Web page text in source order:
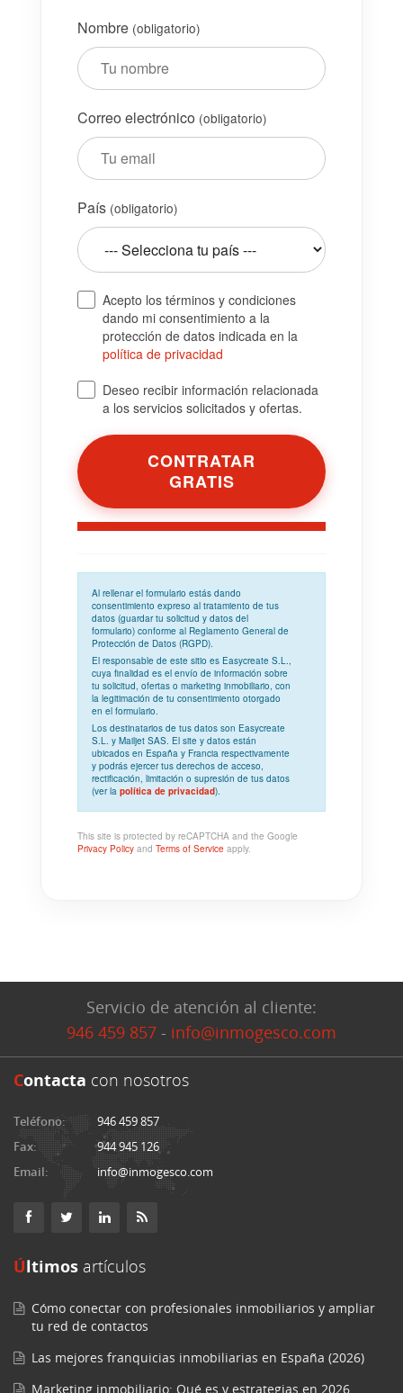
Nombre (obligatorio)
Correo electrónico (obligatorio)
País (obligatorio)
Acepto los términos y condiciones
dando mi consentimiento a la
protección de datos indicada en la
política de privacidad
Deseo recibir información relacionada
a los servicios solicitados y ofertas.
Al rellenar el formulario estás dando
consentimiento expreso al tratamiento de tus
datos (guardar tu solicitud y datos del
formulario) conforme al Reglamento General de
Protección de Datos (RGPD).
El responsable de este sitio es Easycreate S.L.,
cuya finalidad es el envío de información sobre
tu solicitud, ofertas o marketing inmobiliario, con
la legitimación de tu consentimiento otorgado
en el formulario.
Los destinatarios de tus datos son Easycreate
S.L. y Mailjet SAS. El site y datos están
ubicados en España y Francia respectivamente
y podrás ejercer tus derechos de acceso,
rectificación, limitación o supresión de tus datos
(ver la política de privacidad).
This site is protected by reCAPTCHA and the Google
Privacy Policy and Terms of Service apply.
Servicio de atención al cliente:
946 459 857 - info@inmogesco.com
Contacta con nosotros
Teléfono:
946 459 857
Fax:
944 945 126
Email:
info@inmogesco.com
Últimos artículos
Cómo conectar con profesionales inmobiliarios y ampliar
tu red de contactos
Las mejores franquicias inmobiliarias en España (2026)
Marketing inmobiliario: Qué es y estrategias en 2026